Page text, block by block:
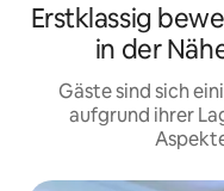
Erstklassig
in der
Gäste sind sich
aufgrund ihrer